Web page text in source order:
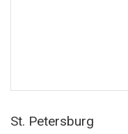
St. Petersburg